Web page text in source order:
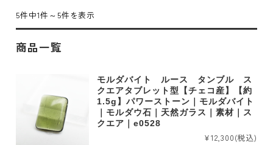
5件中1件～5件を表示
商品一覧
モルダバイト ルース タンブル ス
クエアタブレット型【チェコ産】【約
1.5g】パワーストーン｜モルダバイト
｜モルダウ石｜天然ガラス｜素材｜ス
クエア｜e0528
¥12,300(税込)